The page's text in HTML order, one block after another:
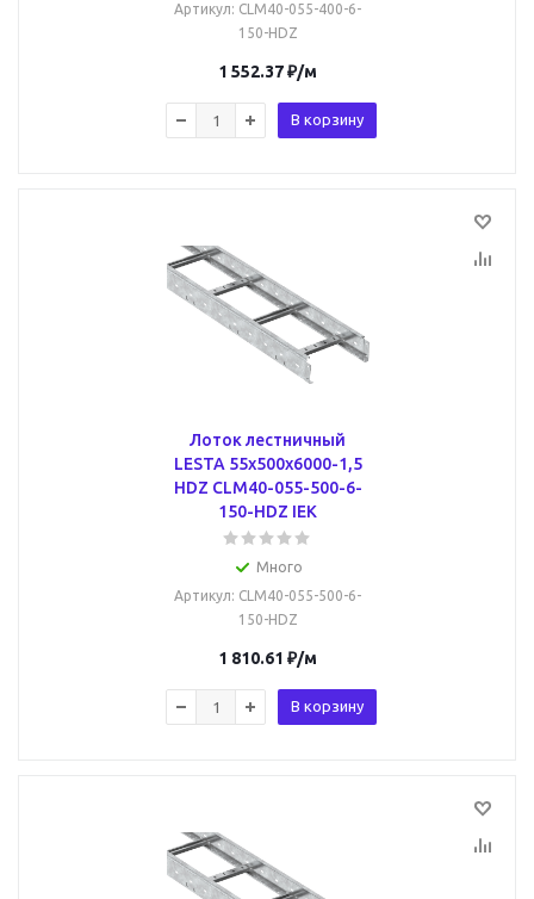
Артикул: CLM40-055-400-6-
150-HDZ
1 552.37₽/м
В корзину
Лоток лестничный
LESTA 55х500х6000-1,5
HDZ CLM40-055-500-6-
150-HDZ IEK
Много
Артикул: CLM40-055-500-6-
150-HDZ
1 810.61 ₽/м
В корзину